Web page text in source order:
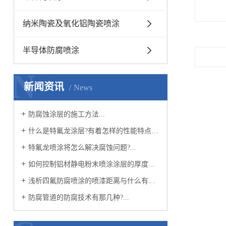
纳米陶瓷及氧化铝陶瓷喷涂
半导体防腐喷涂
新闻资讯 News
N
防腐蚀涂层的施工方法...
什么是特氟龙涂层?有着怎样的性能特点?...
特氟龙喷涂将怎么解决腐蚀问题?...
如何控制铝材静电粉末喷涂涂层的厚度...
浅析四氟防腐喷涂的喷漆距离与什么有关？...
防腐管道的防腐技术有那几种?...